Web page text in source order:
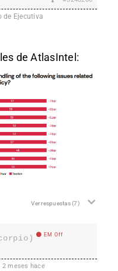
de Ejecutiva
de AtlasIntel:
Ver respuestas(7)
EM Off
2 meses hace